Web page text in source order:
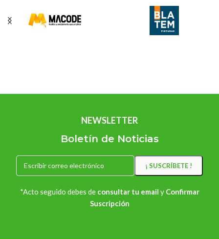
NEWSLETTER
Boletín de Noticias
*Acto seguido debes de consultar tu email y Confirmar
Suscripción